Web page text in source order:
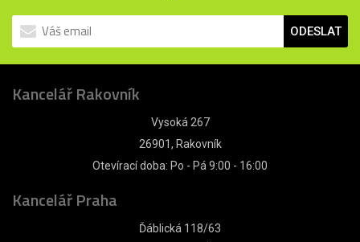
ODESLAT
Kancelář Rakovník
Vysoká 267
26901, Rakovník
Otevírací doba: Po - Pá 9:00 - 16:00
Kancelář Praha
Ďáblická 118/63